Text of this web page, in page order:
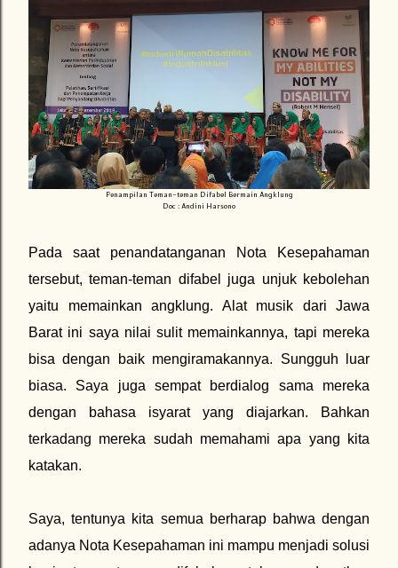
Penampilan Teman-teman Difabel Bermain Angklung
Doc : Andini Harsono
Pada saat penandatanganan Nota Kesepahaman
tersebut, teman-teman difabel juga unjuk kebolehan
yaitu memainkan angklung. Alat musik dari Jawa
Barat ini saya nilai sulit memainkannya, tapi mereka
bisa dengan baik mengiramakannya. Sungguh luar
biasa. Saya juga sempat berdialog sama mereka
dengan bahasa isyarat yang diajarkan. Bahkan
terkadang mereka sudah memahami apa yang kita
katakan.
Saya, tentunya kita semua berharap bahwa dengan
adanya Nota Kesepahaman ini mampu menjadi solusi